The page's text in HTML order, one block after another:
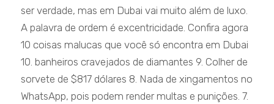
ser verdade, mas em Dubai vai muito além de luxo.
A palavra de ordem é excentricidade. Confira agora
10 coisas malucas que você só encontra em Dubai
10. banheiros cravejados de diamantes 9. Colher de
sorvete de $817 dólares 8. Nada de xingamentos no
WhatsApp, pois podem render multas e punições. 7.